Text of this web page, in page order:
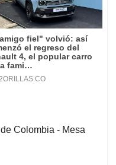
Colombia - Mesa